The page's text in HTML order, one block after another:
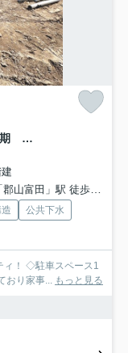
新築戸建・新築建売 郡山市西ノ内第1 1期 桃見台小・第五中
山富田」駅 徒歩37分
公共下水
ィ！ ◇駐車スペース1
おり家事... もっと見る